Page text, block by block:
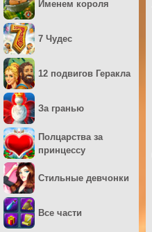
Именем короля
7 Чудес
12 подвигов Геракла
За гранью
Полцарства за
принцессу
Стильные девчонки
Все части